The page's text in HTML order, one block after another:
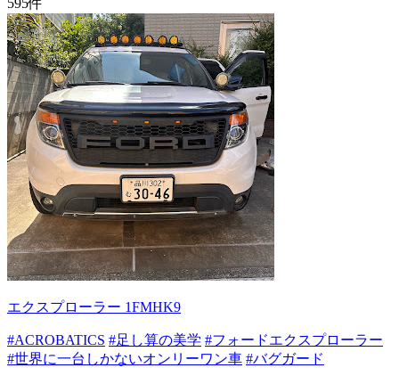
595件
エクスプローラー 1FMHK9
#ACROBATICS #足し算の美学 #フォードエクスプローラー
#世界に一台しかないオンリーワン車 #バグガード